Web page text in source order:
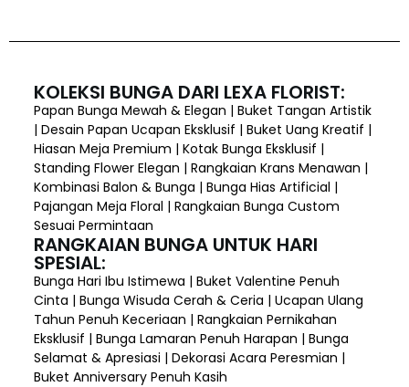
KOLEKSI BUNGA DARI LEXA FLORIST:
Papan Bunga Mewah & Elegan | Buket Tangan Artistik
| Desain Papan Ucapan Eksklusif | Buket Uang Kreatif |
Hiasan Meja Premium | Kotak Bunga Eksklusif |
Standing Flower Elegan | Rangkaian Krans Menawan |
Kombinasi Balon & Bunga | Bunga Hias Artificial |
Pajangan Meja Floral | Rangkaian Bunga Custom
Sesuai Permintaan
RANGKAIAN BUNGA UNTUK HARI
SPESIAL:
Bunga Hari Ibu Istimewa | Buket Valentine Penuh
Cinta | Bunga Wisuda Cerah & Ceria | Ucapan Ulang
Tahun Penuh Keceriaan | Rangkaian Pernikahan
Eksklusif | Bunga Lamaran Penuh Harapan | Bunga
Selamat & Apresiasi | Dekorasi Acara Peresmian |
Buket Anniversary Penuh Kasih